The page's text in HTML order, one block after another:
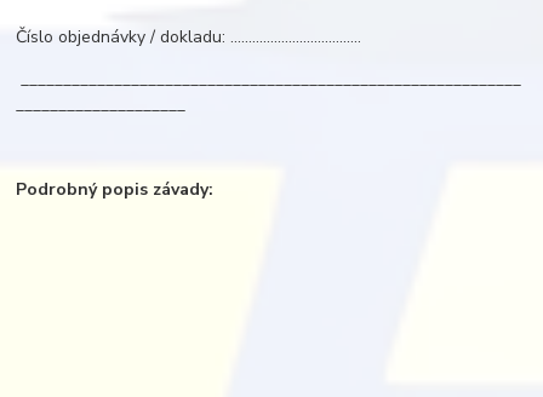
Číslo objednávky / dokladu: ....................................
___________________________________________________________
____________________
Podrobný popis závady: